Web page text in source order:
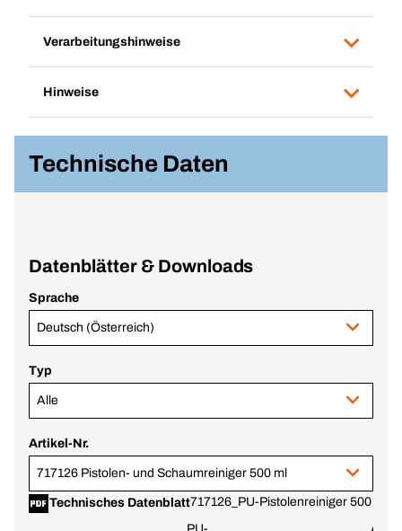
Verarbeitungshinweise
Hinweise
Technische Daten
Datenblätter & Downloads
Sprache
Deutsch (Österreich)
Typ
Alle
Artikel-Nr.
717126 Pistolen- und Schaumreiniger 500 ml
Technisches Datenblatt717126_PU-Pistolenreiniger 500